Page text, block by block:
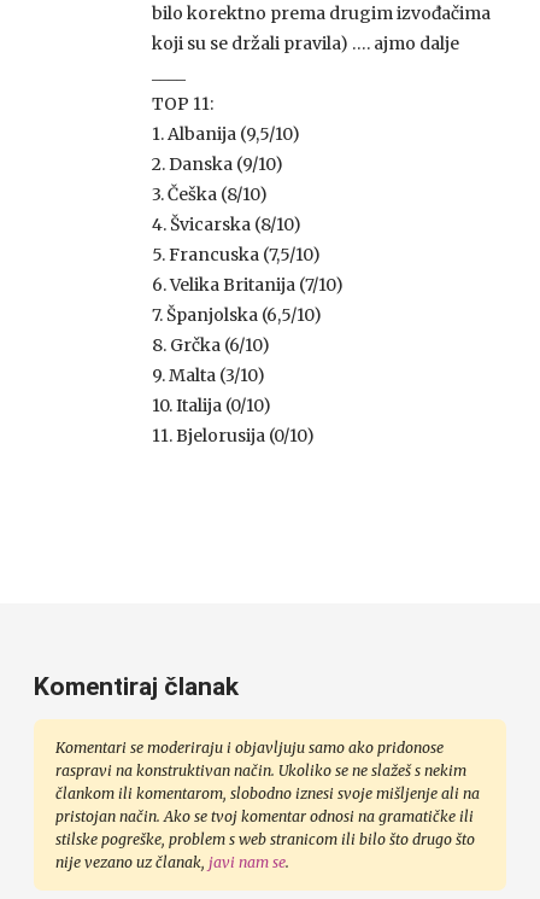
bilo korektno prema drugim izvođačima
koji su se držali pravila) …. ajmo dalje
TOP 11:
1. Albanija (9,5/10)
2. Danska (9/10)
3. Češka (8/10)
4. Švicarska (8/10)
5. Francuska (7,5/10)
6. Velika Britanija (7/10)
7. Španjolska (6,5/10)
8. Grčka (6/10)
9. Malta (3/10)
10. Italija (0/10)
11. Bjelorusija (0/10)
Komentiraj članak
Komentari se moderiraju i objavljuju samo ako pridonose
raspravi na konstruktivan način. Ukoliko se ne slažeš s nekim
člankom ili komentarom, slobodno iznesi svoje mišljenje ali na
pristojan način. Ako se tvoj komentar odnosi na gramatičke ili
stilske pogreške, problem s web stranicom ili bilo što drugo što
nije vezano uz članak, javi nam se.